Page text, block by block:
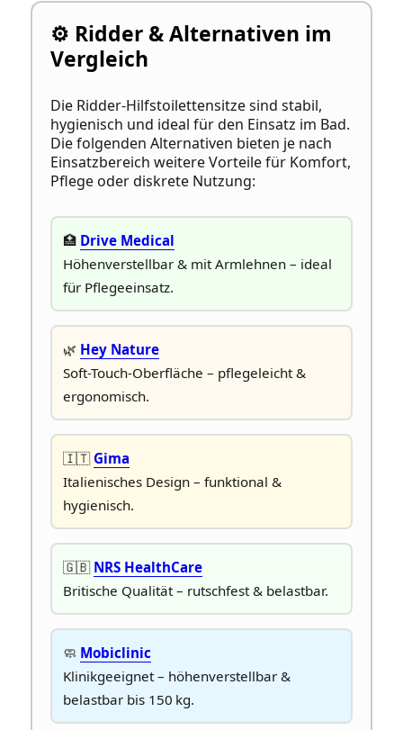
⚙️ Ridder & Alternativen im
Vergleich
Die Ridder-Hilfstoilettensitze sind stabil,
hygienisch und ideal für den Einsatz im Bad.
Die folgenden Alternativen bieten je nach
Einsatzbereich weitere Vorteile für Komfort,
Pflege oder diskrete Nutzung:
🏥 Drive Medical
Höhenverstellbar & mit Armlehnen – ideal
für Pflegeeinsatz.
🌿 Hey Nature
Soft-Touch-Oberfläche – pflegeleicht &
ergonomisch.
🇮🇹Gima
Italienisches Design – funktional &
hygienisch.
🇬🇧 NRS HealthCare
Britische Qualität – rutschfest & belastbar.
🧼 Mobiclinic
Klinikgeeignet – höhenverstellbar &
belastbar bis 150 kg.